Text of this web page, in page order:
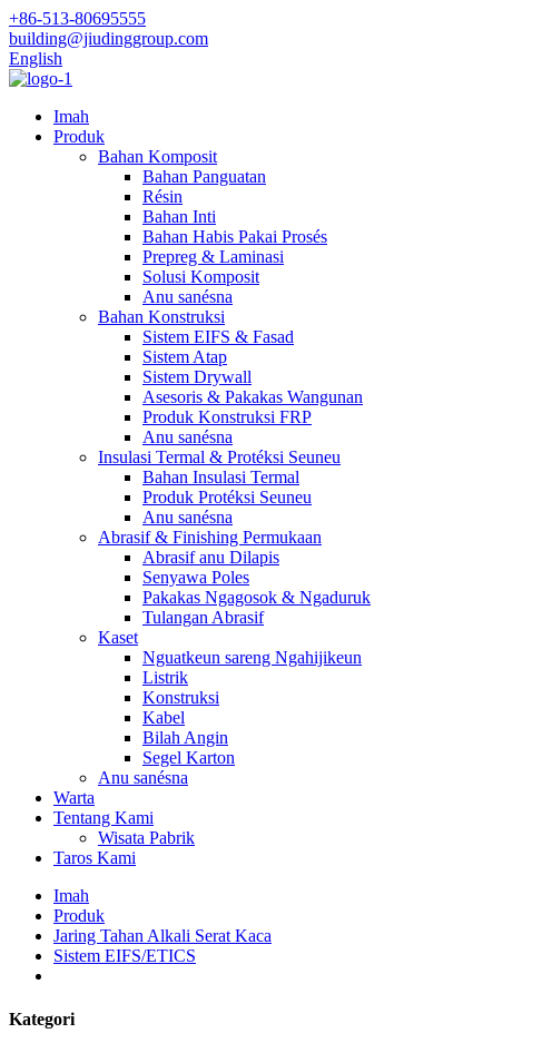
+86-513-80695555
building@jiudinggroup.com
English
Imah
Produk
Bahan Komposit
Bahan Panguatan
Résin
Bahan Inti
Bahan Habis Pakai Prosés
Prepreg & Laminasi
Solusi Komposit
Anu sanésna
Bahan Konstruksi
Sistem EIFS & Fasad
Sistem Atap
Sistem Drywall
Asesoris & Pakakas Wangunan
Produk Konstruksi FRP
Anu sanésna
Insulasi Termal & Protéksi Seuneu
Bahan Insulasi Termal
Produk Protéksi Seuneu
Anu sanésna
Abrasif & Finishing Permukaan
Abrasif anu Dilapis
Senyawa Poles
Pakakas Ngagosok & Ngaduruk
Tulangan Abrasif
Kaset
Nguatkeun sareng Ngahijikeun
Listrik
Konstruksi
Kabel
Bilah Angin
Segel Karton
Anu sanésna
Warta
Tentang Kami
Wisata Pabrik
Taros Kami
Imah
Produk
Jaring Tahan Alkali Serat Kaca
Sistem EIFS/ETICS
Kategori